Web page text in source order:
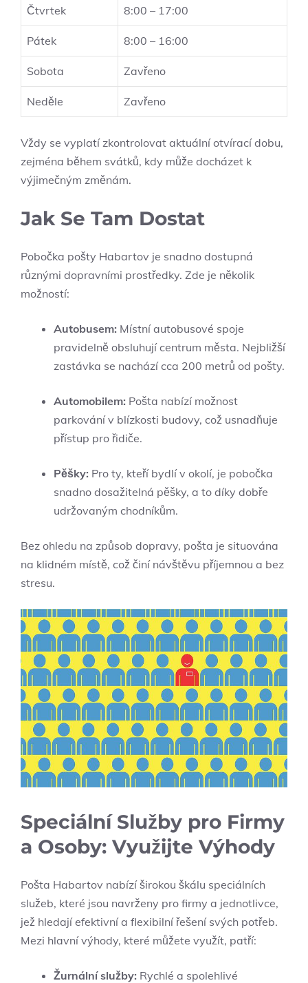
Čtvrtek 8:00 – 17:00
Pátek 8:00 – 16:00
Sobota Zavřeno
Neděle Zavřeno
Vždy se vyplatí zkontrolovat aktuální otvírací dobu,
zejména během svátků, kdy může docházet k
výjimečným změnám.
Jak Se Tam Dostat
Pobočka pošty Habartov je snadno dostupná
různými dopravními prostředky. Zde je několik
možností:
Autobusem: Místní autobusové spoje
pravidelně obsluhují centrum města. Nejbližší
zastávka se nachází cca 200 metrů od pošty.
Automobilem: Pošta nabízí možnost
parkování v blízkosti budovy, což usnadňuje
přístup pro řidiče.
Pěšky: Pro ty, kteří bydlí v okolí, je pobočka
snadno dosažitelná pěšky, a to díky dobře
udržovaným chodníkům.
Bez ohledu na způsob dopravy, pošta je situována
na klidném místě, což činí návštěvu příjemnou a bez
stresu.
Speciální Služby pro Firmy
a Osoby: Využijte Výhody
Pošta Habartov nabízí širokou škálu speciálních
služeb, které jsou navrženy pro firmy a jednotlivce,
jež hledají efektivní a flexibilní řešení svých potřeb.
Mezi hlavní výhody, které můžete využít, patří:
Žurnální služby: Rychlé a spolehlivé